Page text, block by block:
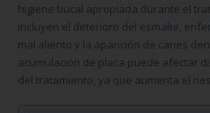
higiene bucal apropiada durante el
incluyen el deterioro del esmalte,
mal aliento y la aparición de caries
acumulación de placa puede afectar
del tratamiento, ya que aumenta el